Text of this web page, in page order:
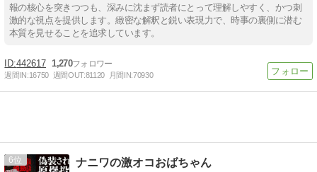
報の核心を突きつつも、深みに沈まず読者にとって理解しやすく、かつ刺
激的な視点を提供します。緻密な解釈と鋭い表現力で、時事の裏側に潜む
本質を見せることを追求しています。
442617 1,270
週間IN:16750 週間OUT:81120 月間IN:70930
6 ナニワの激オコおばちゃん